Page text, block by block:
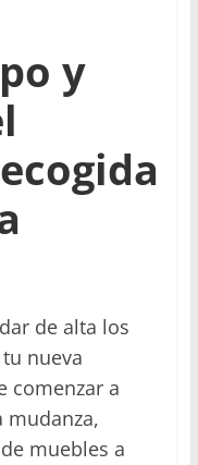
y
de alta los
nueva
comenzar a
mudanza,
muebles a